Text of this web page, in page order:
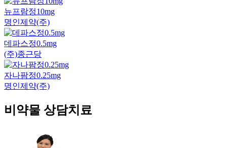
뉴프람정10mg
명인제약(주)
데파스정0.5mg
(주)종근당
자나팜정0.25mg
명인제약(주)
비약물 상담치료